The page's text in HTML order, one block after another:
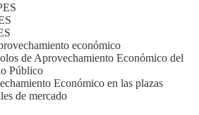
económico
de Aprovechamiento Económico del
Público
Económico en las plazas
de mercado